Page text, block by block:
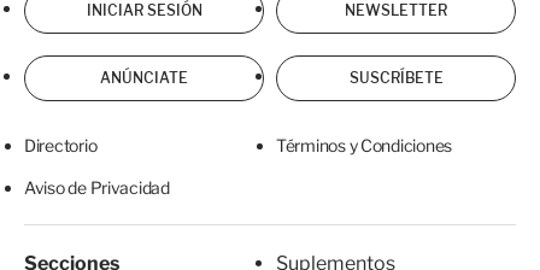
INICIAR SESIÓN NEWSLETTER
ANÚNCIATE SUSCRÍBETE
Directorio Términos y Condiciones
Aviso de Privacidad
Secciones
Suplementos